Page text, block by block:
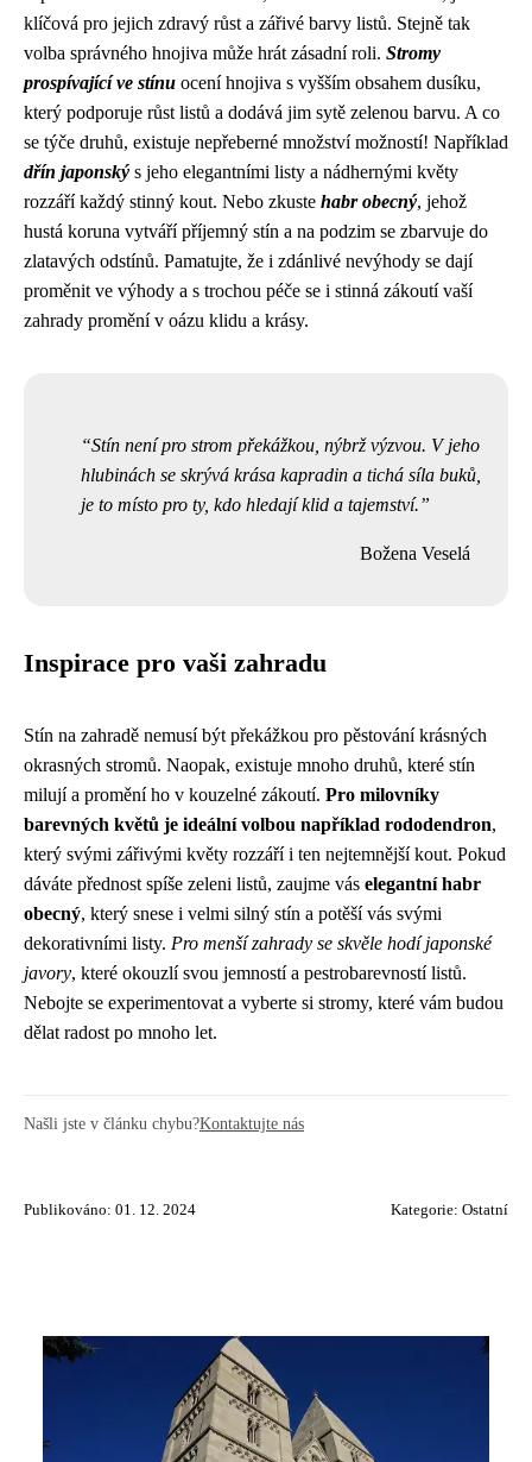
klíčová pro jejich zdravý růst a zářivé barvy listů. Stejně tak
volba správného hnojiva může hrát zásadní roli. Stromy
prospívající ve stínu ocení hnojiva s vyšším obsahem dusíku,
který podporuje růst listů a dodává jim sytě zelenou barvu. A co
se týče druhů, existuje nepřeberné množství možností! Například
dřín japonský s jeho elegantními listy a nádhernými květy
rozzáří každý stinný kout. Nebo zkuste habr obecný, jehož
hustá koruna vytváří příjemný stín a na podzim se zbarvuje do
zlatavých odstínů. Pamatujte, že i zdánlivé nevýhody se dají
proměnit ve výhody a s trochou péče se i stinná zákoutí vaší
zahrady promění v oázu klidu a krásy.
Stín není pro strom překážkou, nýbrž výzvou. V jeho
hlubinách se skrývá krása kapradin a tichá síla buků,
je to místo pro ty, kdo hledají klid a tajemství.
Božena Veselá
Inspirace pro vaši zahradu
Stín na zahradě nemusí být překážkou pro pěstování krásných
okrasných stromů. Naopak, existuje mnoho druhů, které stín
milují a promění ho v kouzelné zákoutí. Pro milovníky
barevných květů je ideální volbou například rododendron,
který svými zářivými květy rozzáří i ten nejtemnější kout. Pokud
dáváte přednost spíše zeleni listů, zaujme vás elegantní habr
obecný, který snese i velmi silný stín a potěší vás svými
dekorativními listy. Pro menší zahrady se skvěle hodí japonské
javory, které okouzlí svou jemností a pestrobarevností listů.
Nebojte se experimentovat a vyberte si stromy, které vám budou
dělat radost po mnoho let.
Našli jste v článku chybu?Kontaktujte nás
Publikováno: 01. 12. 2024 Kategorie: Ostatní